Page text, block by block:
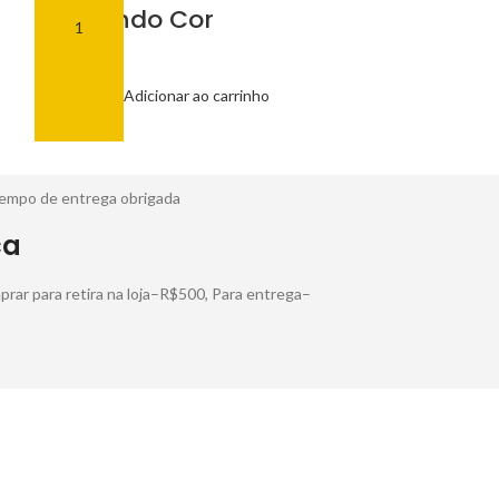
Bem Lindo Cor
Adicionar ao carrinho
de entrega obrigada
para retira na loja–R$500, Para entrega–